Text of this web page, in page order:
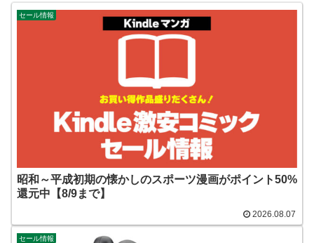
セール情報
昭和～平成初期の懐かしのスポーツ漫画がポイント50%
還元中【8/9まで】
2026.08.07
セール情報